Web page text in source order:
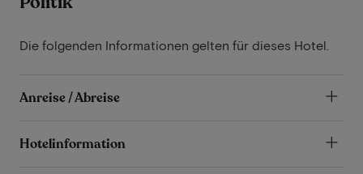
Die folgenden Informationen gelten für dieses Hotel.
Anreise / Abreise
Hotelinformation